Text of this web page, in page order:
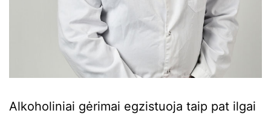
Alkoholiniai gėrimai egzistuoja taip pat ilgai